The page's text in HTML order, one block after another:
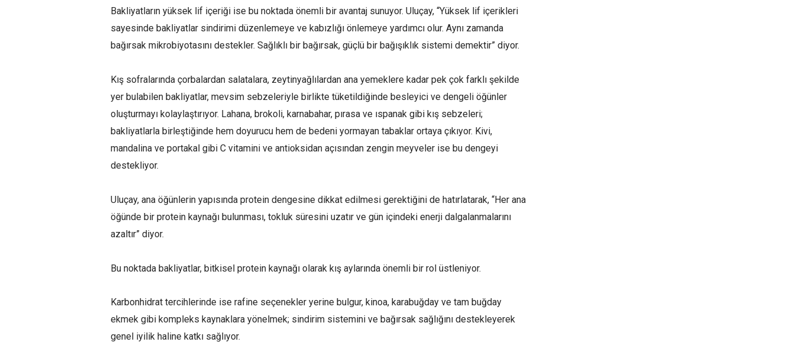
Bakliyatların yüksek lif içeriği ise bu noktada önemli bir avantaj sunuyor. Uluçay, “Yüksek lif içerikleri
sayesinde bakliyatlar sindirimi düzenlemeye ve kabızlığı önlemeye yardımcı olur. Aynı zamanda
bağırsak mikrobiyotasını destekler. Sağlıklı bir bağırsak, güçlü bir bağışıklık sistemi demektir” diyor.
Kış sofralarında çorbalardan salatalara, zeytinyağlılardan ana yemeklere kadar pek çok farklı şekilde
yer bulabilen bakliyatlar, mevsim sebzeleriyle birlikte tüketildiğinde besleyici ve dengeli öğünler
oluşturmayı kolaylaştırıyor. Lahana, brokoli, karnabahar, pırasa ve ıspanak gibi kış sebzeleri;
bakliyatlarla birleştiğinde hem doyurucu hem de bedeni yormayan tabaklar ortaya çıkıyor. Kivi,
mandalina ve portakal gibi C vitamini ve antioksidan açısından zengin meyveler ise bu dengeyi
destekliyor.
Uluçay, ana öğünlerin yapısında protein dengesine dikkat edilmesi gerektiğini de hatırlatarak, “Her ana
öğünde bir protein kaynağı bulunması, tokluk süresini uzatır ve gün içindeki enerji dalgalanmalarını
azaltır” diyor.
Bu noktada bakliyatlar, bitkisel protein kaynağı olarak kış aylarında önemli bir rol üstleniyor.
Karbonhidrat tercihlerinde ise rafine seçenekler yerine bulgur, kinoa, karabuğday ve tam buğday
ekmek gibi kompleks kaynaklara yönelmek; sindirim sistemini ve bağırsak sağlığını destekleyerek
genel iyilik haline katkı sağlıyor.